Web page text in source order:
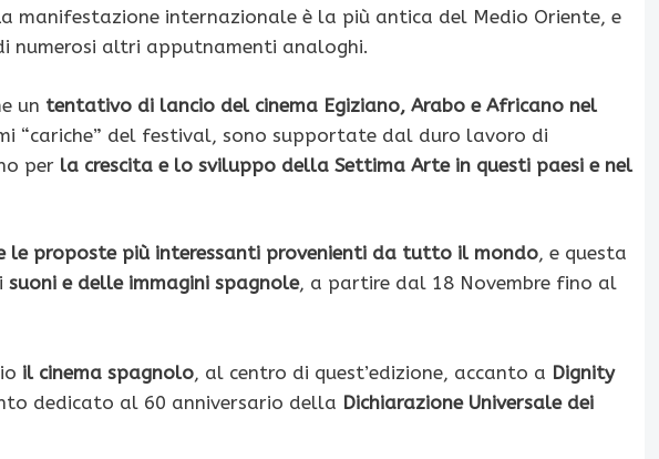
manifestazione internazionale è la più antica del Medio Oriente, e
numerosi altri apputnamenti analoghi.
un tentativo di lancio del cinema Egiziano, Arabo e Africano nel
“cariche” del festival, sono supportate dal duro lavoro di
per la crescita e lo sviluppo della Settima Arte in questi paesi e nel
le proposte più interessanti provenienti da tutto il mondo, e questa
suoni e delle immagini spagnole, a partire dal 18 Novembre fino al
il cinema spagnolo, al centro di quest’edizione, accanto a Dignity
dedicato al 60 anniversario della Dichiarazione Universale dei